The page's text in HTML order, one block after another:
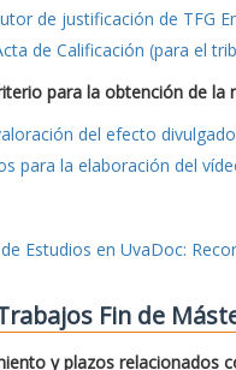
de justificación de TFG
de Calificación (para el
para la obtención de
del efecto
para la elaboración del
Estudios en UvaDoc:
Fin de
y plazos relacionados